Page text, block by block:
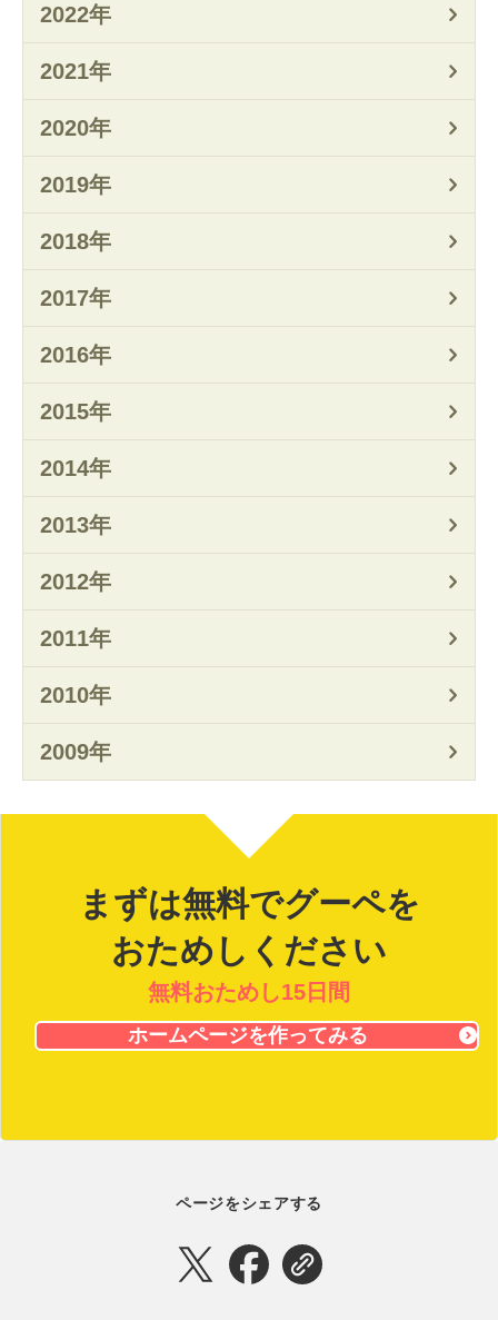
2022年
2021年
2020年
2019年
2018年
2017年
2016年
2015年
2014年
2013年
2012年
2011年
2010年
2009年
まずは無料でグーペを
おためしください
無料おためし15日間
ホームページを作ってみる
ページをシェアする